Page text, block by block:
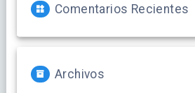
Comentarios Recientes
Archivos